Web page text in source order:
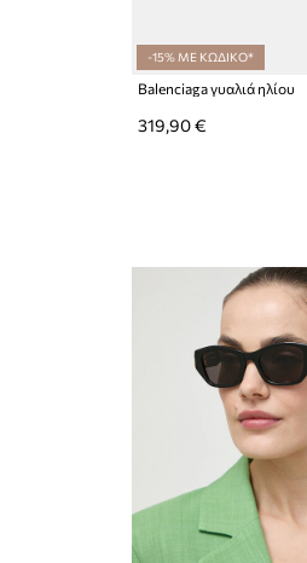
-15% ΜΕ ΚΩΔΙΚΟ*
Balenciaga γυαλιά ηλίου
319,90 €